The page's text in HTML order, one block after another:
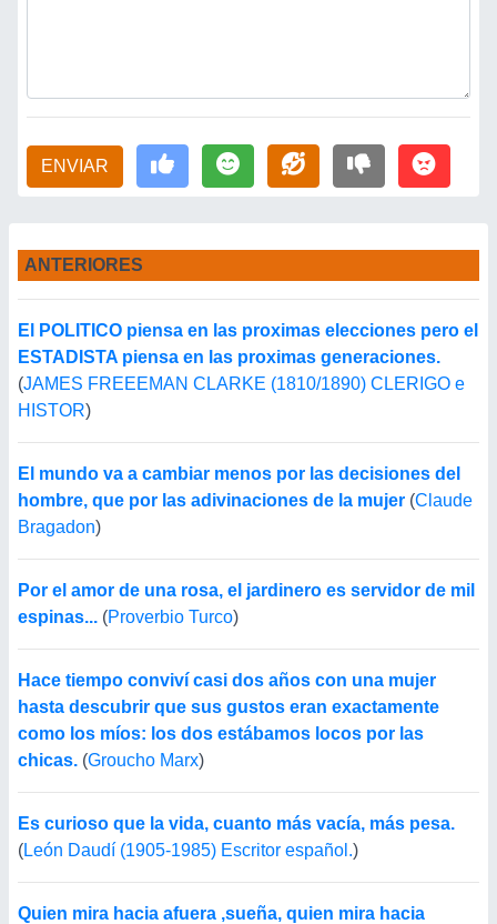
ENVIAR
ANTERIORES
El POLITICO piensa en las proximas elecciones pero el
ESTADISTA piensa en las proximas generaciones.
(JAMES FREEEMAN CLARKE (1810/1890) CLERIGO e
HISTOR)
El mundo va a cambiar menos por las decisiones del
hombre, que por las adivinaciones de la mujer (Claude
Bragadon)
Por el amor de una rosa, el jardinero es servidor de mil
espinas... (Proverbio Turco)
Hace tiempo conviví casi dos años con una mujer
hasta descubrir que sus gustos eran exactamente
como los míos: los dos estábamos locos por las
chicas. (Groucho Marx)
Es curioso que la vida, cuanto más vacía, más pesa.
(León Daudí (1905-1985) Escritor español.)
Quien mira hacia afuera ,sueña, quien mira hacia